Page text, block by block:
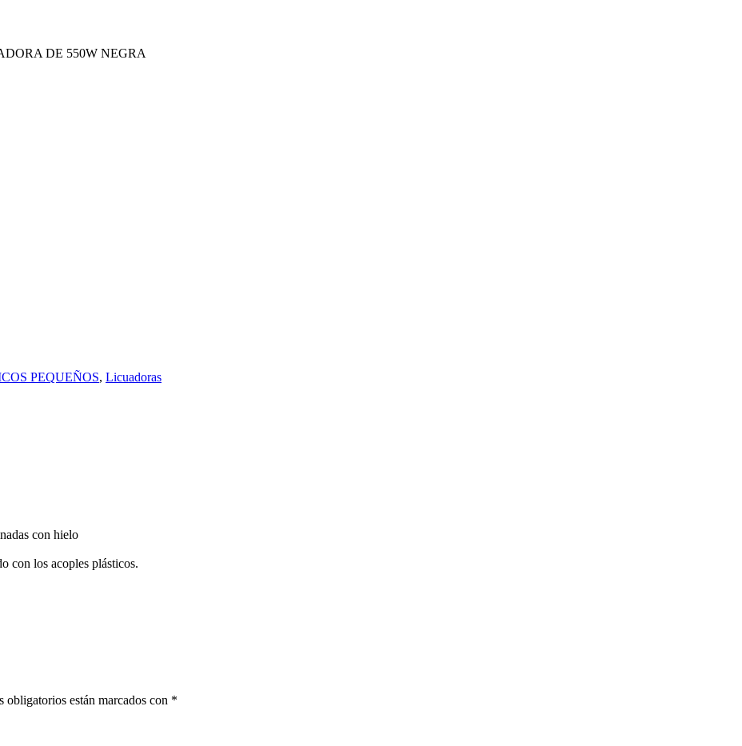
DE 550W NEGRA
PEQUEÑOS, Licuadoras
con hielo
con los acoples plásticos.
obligatorios están marcados con *